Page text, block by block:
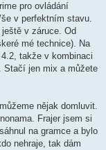
pro ovládání
v perfektním stavu.
v záruce. Od
mé technice). Na
takže v kombinaci
Stačí jen mix a můžete
nějak domluvit.
Frajer jsem si
na gramce a bylo
nehraje, tak dám